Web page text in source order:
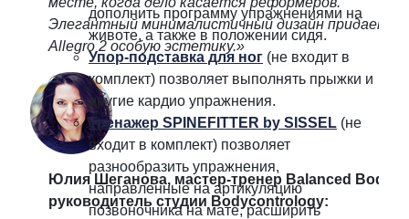
дополнить программу упражнениями на
животе, а также в положении сидя.
Упор-подставка для ног (не входит в
комплект) позволяет выполнять прыжки и
другие кардио упражнения.
Тренажер SPINEFITTER by SISSEL (не
входит в комплект) позволяет
разнообразить упражнения,
направленные на артикуляцию
позвоночника на мате, расширить
Элегантный минималистичный дизайн придает
Allegro 2 особую эстетику.»
Юлия Шеганова, мастер-тренер Balanced Body,
руководитель студии Bodycontrology: